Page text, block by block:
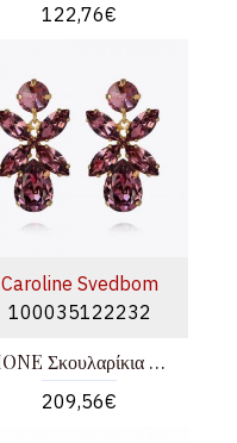
122,76€
Caroline Svedbom
100035122232
DIONE Σκουλαρίκια S GOLD
209,56€